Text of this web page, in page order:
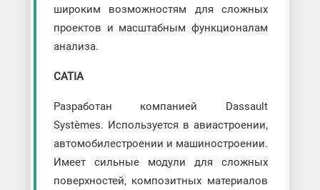
широким возможностям для сложных
проектов и масштабным функционалам
анализа.
CATIA
Разработан компанией Dassault
Systèmes. Используется в авиастроении,
автомобилестроении и машиностроении.
Имеет сильные модули для сложных
поверхностей, композитных материалов